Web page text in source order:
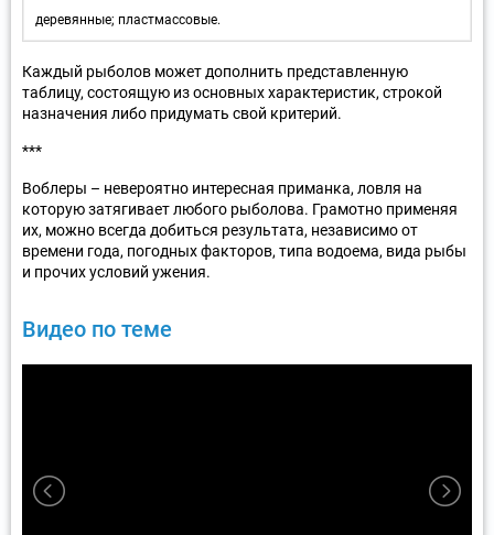
деревянные; пластмассовые.
Каждый рыболов может дополнить представленную
таблицу, состоящую из основных характеристик, строкой
назначения либо придумать свой критерий.
***
Воблеры – невероятно интересная приманка, ловля на
которую затягивает любого рыболова. Грамотно применяя
их, можно всегда добиться результата, независимо от
времени года, погодных факторов, типа водоема, вида рыбы
и прочих условий ужения.
Видео по теме